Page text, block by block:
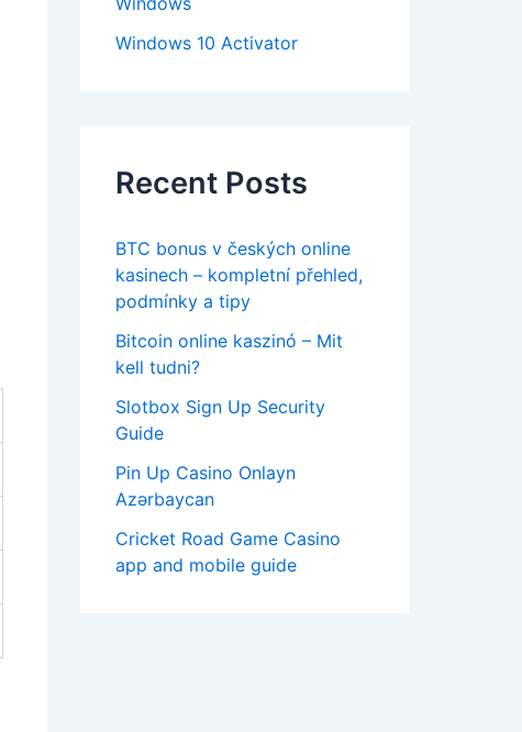
Windows 10 Activator
Recent Posts
BTC bonus v českých online
kasinech – kompletní přehled,
podmínky a tipy
Bitcoin online kaszinó – Mit
kell tudni?
Slotbox Sign Up Security
Guide
Pin Up Casino Onlayn
Azərbaycan
Cricket Road Game Casino
app and mobile guide